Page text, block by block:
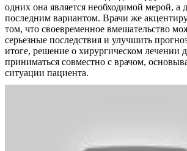
Акции
Отзывы
Статьи
одних она является необходимой мерой, а
последним вариантом. Врачи же
том, что своевременное вмешательство
серьезные последствия и улучшить
итоге, решение о хирургическом лечении
приниматься совместно с врачом,
ситуации пациента.